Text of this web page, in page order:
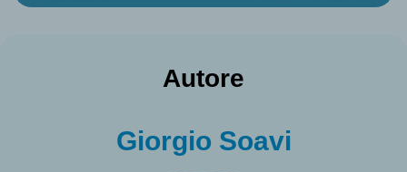
Autore
Giorgio Soavi